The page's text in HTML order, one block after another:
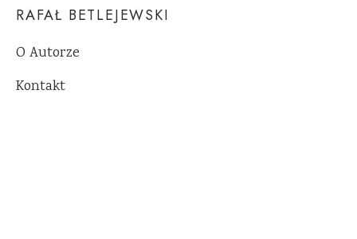
RAFAŁ BETLEJEWSKI
O Autorze
Kontakt